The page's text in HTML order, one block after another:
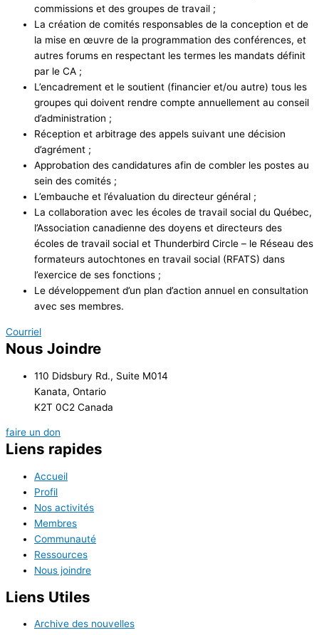
commissions et des groupes de travail ;
La création de comités responsables de la conception et de
la mise en œuvre de la programmation des conférences, et
autres forums en respectant les termes les mandats définit
par le CA ;
L’encadrement et le soutient (financier et/ou autre) tous les
groupes qui doivent rendre compte annuellement au conseil
d’administration ;
Réception et arbitrage des appels suivant une décision
d’agrément ;
Approbation des candidatures afin de combler les postes au
sein des comités ;
L’embauche et l’évaluation du directeur général ;
La collaboration avec les écoles de travail social du Québec,
l’Association canadienne des doyens et directeurs des
écoles de travail social et Thunderbird Circle – le Réseau des
formateurs autochtones en travail social (RFATS) dans
l’exercice de ses fonctions ;
Le développement d’un plan d’action annuel en consultation
avec ses membres.
Courriel
Nous Joindre
110 Didsbury Rd., Suite M014
Kanata, Ontario
K2T 0C2 Canada
faire un don
Liens rapides
Accueil
Profil
Nos activités
Membres
Communauté
Ressources
Nous joindre
Liens Utiles
Archive des nouvelles